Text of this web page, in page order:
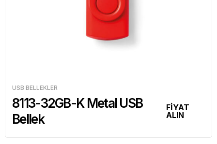
USB BELLEKLER
8113-32GB-K Metal USB
Bellek
FİYAT
ALIN